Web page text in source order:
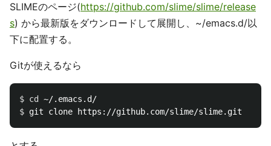
SLIMEのページ(https://github.com/slime/slime/release
s) から最新版をダウンロードして展開し、~/emacs.d/以
下に配置する。
Gitが使えるなら
$ cd
$